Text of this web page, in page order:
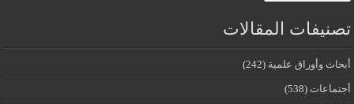
تصنيفات المقالات
أبحاث وأوراق علمية (242)
أجتماعات (538)